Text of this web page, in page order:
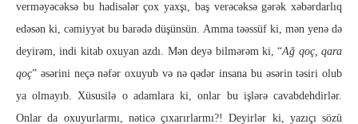
verməyəcəksə bu hadisələr çox yaxşı, baş verəcəksə gərək xəbərdarlıq
edəsən ki, cəmiyyət bu barədə düşünsün. Amma təəssüf ki, mən yenə də
deyirəm, indi kitab oxuyan azdı. Mən deyə bilmərəm ki, “Ağ qoç, qara
qoç” əsərini neçə nəfər oxuyub və nə qədər insana bu əsərin təsiri olub
ya olmayıb. Xüsusilə o adamlara ki, onlar bu işlərə cavabdehdirlər.
Onlar da oxuyurlarmı, nəticə çıxarırlarmı?! Deyirlər ki, yazıçı sözü